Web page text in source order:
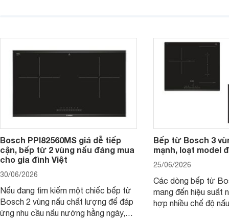
mẫu bếp đáp ứng tốt các tiêu chí này.
Bosch PPI82560MS giá dễ tiếp
cận, bếp từ 2 vùng nấu đáng mua
cho gia đình Việt
30/06/2026
Nếu đang tìm kiếm một chiếc bếp từ
Bosch 2 vùng nấu chất lượng để đáp
ứng nhu cầu nấu nướng hằng ngày,
Bếp từ Bosch 3
mạnh, loạt model
25/06/2026
Các dòng bếp từ
mang đến hiệu suất
hợp nhiều chế độ